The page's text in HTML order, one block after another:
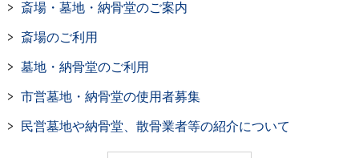
斎場・墓地・納骨堂のご案内
斎場のご利用
墓地・納骨堂のご利用
市営墓地・納骨堂の使用者募集
民営墓地や納骨堂、散骨業者等の紹介について